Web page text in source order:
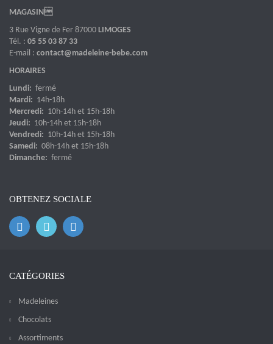
MAGASIN
3 Rue Vigne de Fer 87000 LIMOGES
Tél. : 05 55 03 87 33
E-mail : contact@madeleine-bebe.com
HORAIRES
Lundi: fermé
Mardi: 14h-18h
Mercredi: 10h-14h et 15h-18h
Jeudi: 10h-14h et 15h-18h
Vendredi: 10h-14h et 15h-18h
Samedi: 08h-14h et 15h-18h
Dimanche: fermé
OBTENEZ SOCIALE
CATÉGORIES
Madeleines
Chocolats
Assortiments